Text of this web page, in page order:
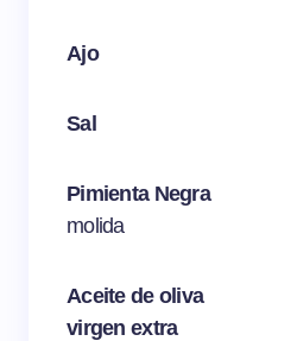
Ajo
Sal
Pimienta Negra
molida
Aceite de oliva
virgen extra